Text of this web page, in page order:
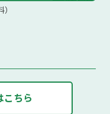
こちら